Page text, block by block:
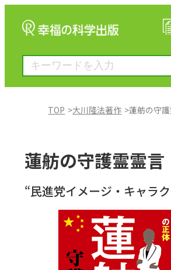
絵本
雑誌
TOP 大川隆法著作 蓮舫の守
蓮舫の守護霊霊言
“民進党イメージ・キャラ